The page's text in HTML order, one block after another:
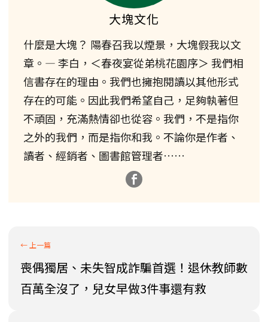
大塊文化
什麼是大塊？ 陽春召我以煙景，大塊假我以文
章。— 李白，＜春夜宴從弟桃花園序＞ 我們相
信書存在的理由。我們也擁抱閱讀以其他形式
存在的可能。因此我們希望自己，足夠執著但
不頑固，充滿熱情卻也從容。我們，不是指你
之外的我們，而是指你和我。不論你是作者、
讀者、經銷者、圖書館管理者……
喪偶獨居、未失智成詐騙首選！退休教師數
百萬全沒了，兒女早做3件事還有救